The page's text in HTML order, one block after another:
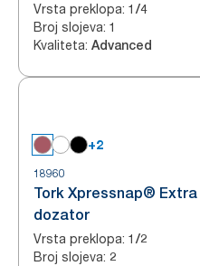
Vrsta preklopa: 1/4
Broj slojeva: 1
Kvaliteta: Advanced
+2
18960
Tork Xpressnap®
dozator
Vrsta preklopa: 1/2
Broj slojeva: 2